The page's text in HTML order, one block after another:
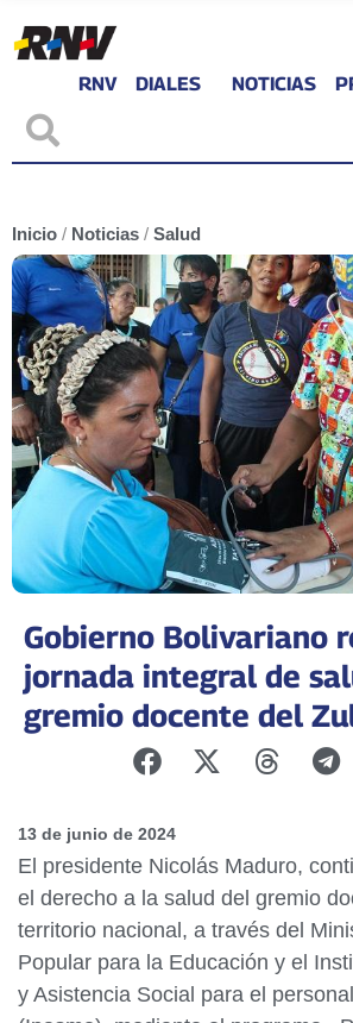
RNV DIALES NOTICIAS
Inicio / Noticias / Salud
Gobierno Bolivariano
jornada integral de
gremio docente del
13 de junio de 2024
El presidente Nicolás Maduro,
el derecho a la salud del gremio
territorio nacional, a través del
Popular para la Educación y el
y Asistencia Social para el